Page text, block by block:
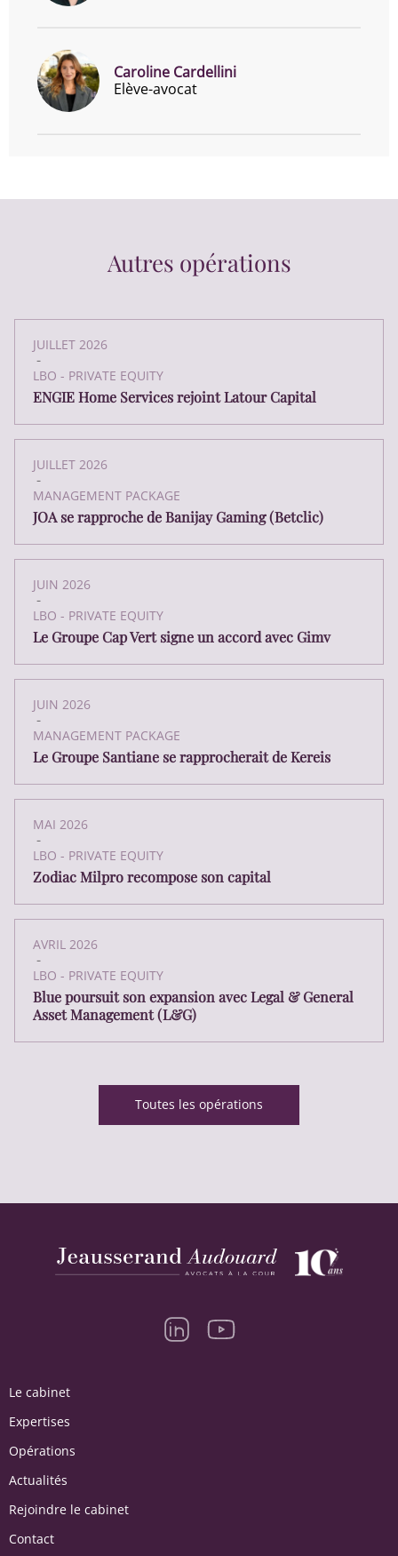
Caroline Cardellini
Elève-avocat
Autres opérations
JUILLET 2026
-
LBO - PRIVATE EQUITY
ENGIE Home Services rejoint Latour Capital
JUILLET 2026
-
MANAGEMENT PACKAGE
JOA se rapproche de Banijay Gaming (Betclic)
JUIN 2026
-
LBO - PRIVATE EQUITY
Le Groupe Cap Vert signe un accord avec Gimv
JUIN 2026
-
MANAGEMENT PACKAGE
Le Groupe Santiane se rapprocherait de Kereis
MAI 2026
-
LBO - PRIVATE EQUITY
Zodiac Milpro recompose son capital
AVRIL 2026
-
LBO - PRIVATE EQUITY
Blue poursuit son expansion avec Legal & General
Asset Management (L&G)
Toutes les opérations
Le cabinet
Expertises
Opérations
Actualités
Rejoindre le cabinet
Contact